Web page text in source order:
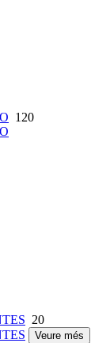
120
20
Veure més